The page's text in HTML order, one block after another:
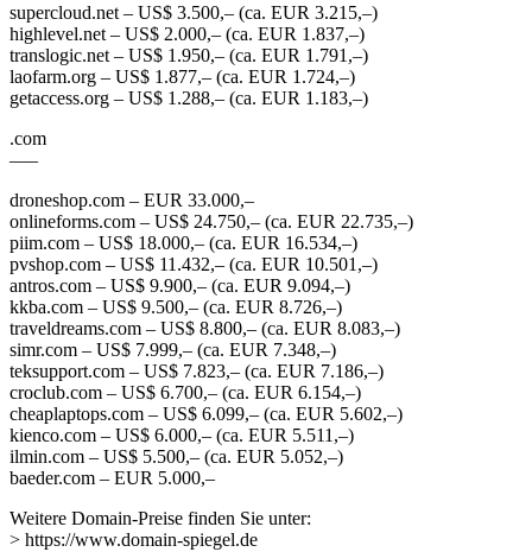
supercloud.net – US$ 3.500,– (ca. EUR 3.215,–)
highlevel.net – US$ 2.000,– (ca. EUR 1.837,–)
translogic.net – US$ 1.950,– (ca. EUR 1.791,–)
laofarm.org – US$ 1.877,– (ca. EUR 1.724,–)
getaccess.org – US$ 1.288,– (ca. EUR 1.183,–)
.com
—–
droneshop.com – EUR 33.000,–
onlineforms.com – US$ 24.750,– (ca. EUR 22.735,–)
piim.com – US$ 18.000,– (ca. EUR 16.534,–)
pvshop.com – US$ 11.432,– (ca. EUR 10.501,–)
antros.com – US$ 9.900,– (ca. EUR 9.094,–)
kkba.com – US$ 9.500,– (ca. EUR 8.726,–)
traveldreams.com – US$ 8.800,– (ca. EUR 8.083,–)
simr.com – US$ 7.999,– (ca. EUR 7.348,–)
teksupport.com – US$ 7.823,– (ca. EUR 7.186,–)
croclub.com – US$ 6.700,– (ca. EUR 6.154,–)
cheaplaptops.com – US$ 6.099,– (ca. EUR 5.602,–)
kienco.com – US$ 6.000,– (ca. EUR 5.511,–)
ilmin.com – US$ 5.500,– (ca. EUR 5.052,–)
baeder.com – EUR 5.000,–
Weitere Domain-Preise finden Sie unter:
> https://www.domain-spiegel.de